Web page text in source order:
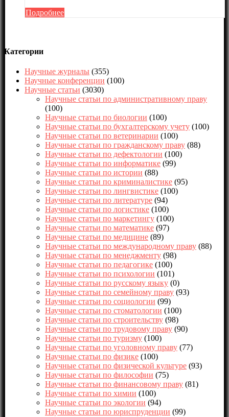
Подробнее
Категории
Научные журналы (355)
Научные конференции (100)
Научные статьи (3030)
Научные статьи по административному праву
(100)
Научные статьи по биологии (100)
Научные статьи по бухгалтерскому учету (100)
Научные статьи по ветеринарии (100)
Научные статьи по гражданскому праву (88)
Научные статьи по дефектологии (100)
Научные статьи по информатике (99)
Научные статьи по истории (88)
Научные статьи по криминалистике (95)
Научные статьи по лингвистике (100)
Научные статьи по литературе (94)
Научные статьи по логистике (100)
Научные статьи по маркетингу (100)
Научные статьи по математике (97)
Научные статьи по медицине (89)
Научные статьи по международному праву (88)
Научные статьи по менеджменту (98)
Научные статьи по педагогике (100)
Научные статьи по психологии (101)
Научные статьи по русскому языку (0)
Научные статьи по семейному праву (93)
Научные статьи по социологии (99)
Научные статьи по стоматологии (100)
Научные статьи по строительству (98)
Научные статьи по трудовому праву (90)
Научные статьи по туризму (100)
Научные статьи по уголовному праву (77)
Научные статьи по физике (100)
Научные статьи по физической культуре (93)
Научные статьи по философии (75)
Научные статьи по финансовому праву (81)
Научные статьи по химии (100)
Научные статьи по экологии (94)
Научные статьи по юриспруденции (99)